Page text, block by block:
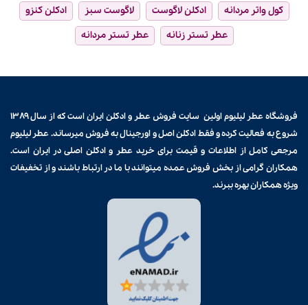
کول واتر مردانه
ادکلن لاگوست لاگوست سبز
ادکلن کنزو
عطر تستر زنانه
عطر تستر مردانه
فروشگاه عطر لیلیوم اولین سایت فروشعطر و ادکلن
ایران است که از سال ۱۳۸۹
شروع به فعالیت کرده و فقط ادکلن اصل و اورجینال به فروش میرساند. عطر لیلیوم
مرجعی کامل از اطلاعات و قیمت برایخرید عطر و ادکلن اصلی در ایران است.
همکاران گرامی از بخش فروش عمده میتوانند با ما در ارتباط باشند و از تخفیفات
ویژه همکاران بهره ببرند.